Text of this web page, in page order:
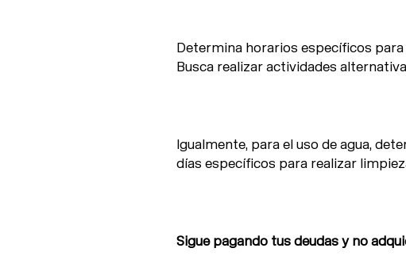
Determina horarios específicos
Busca realizar actividades
Igualmente, para el uso de agua,
días específicos para realizar
Sigue pagando tus deudas y no